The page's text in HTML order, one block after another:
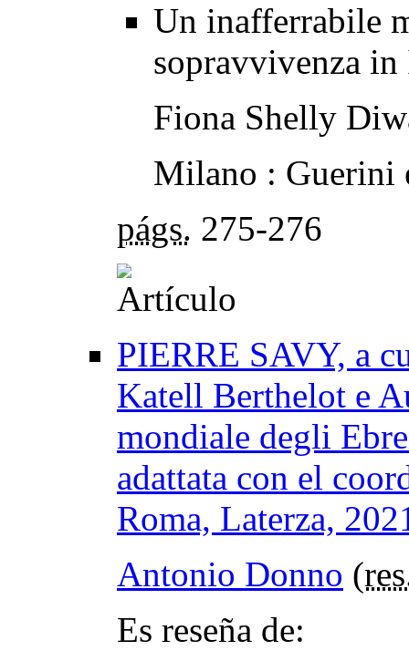
Un inafferrabile
sopravvivenza in
Fiona Shelly
Milano : Guerini
págs. 275-276
PIERRE SAVY, a
Katell Berthelot e
mondiale degli
adattata con el
Roma, Laterza,
Antonio Donno (
Es reseña de: